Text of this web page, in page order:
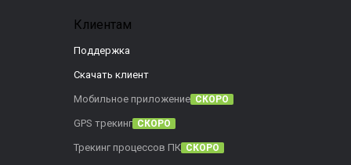
Клиентам
Поддержка
Скачать клиент
Мобильное приложение СКОРО
GPS трекинг СКОРО
Трекинг процессов ПК СКОРО